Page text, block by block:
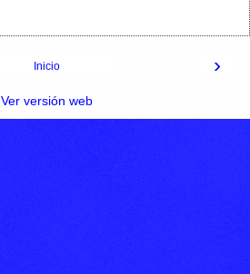
›
Inicio
Ver versión web